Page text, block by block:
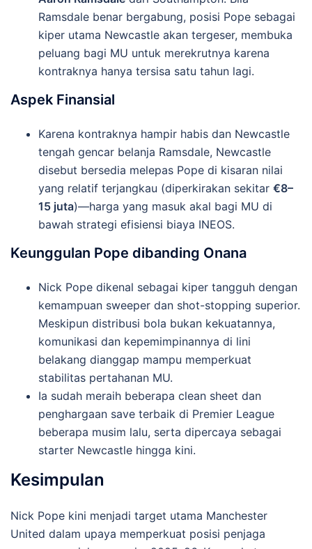
Ramsdale benar bergabung, posisi Pope sebagai
kiper utama Newcastle akan tergeser, membuka
peluang bagi MU untuk merekrutnya karena
kontraknya hanya tersisa satu tahun lagi.
Aspek Finansial
Karena kontraknya hampir habis dan Newcastle
tengah gencar belanja Ramsdale, Newcastle
disebut bersedia melepas Pope di kisaran nilai
yang relatif terjangkau (diperkirakan sekitar €8–
15 juta)—harga yang masuk akal bagi MU di
bawah strategi efisiensi biaya INEOS.
Keunggulan Pope dibanding Onana
Nick Pope dikenal sebagai kiper tangguh dengan
kemampuan sweeper dan shot-stopping superior.
Meskipun distribusi bola bukan kekuatannya,
komunikasi dan kepemimpinannya di lini
belakang dianggap mampu memperkuat
stabilitas pertahanan MU.
Ia sudah meraih beberapa clean sheet dan
penghargaan save terbaik di Premier League
beberapa musim lalu, serta dipercaya sebagai
starter Newcastle hingga kini.
Kesimpulan
Nick Pope kini menjadi target utama Manchester
United dalam upaya memperkuat posisi penjaga